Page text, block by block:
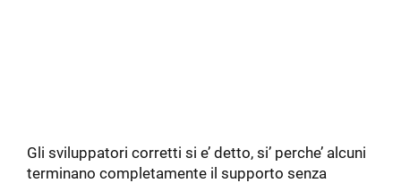
Gli sviluppatori corretti si e’ detto, si’ perche’ alcuni
terminano completamente il supporto senza